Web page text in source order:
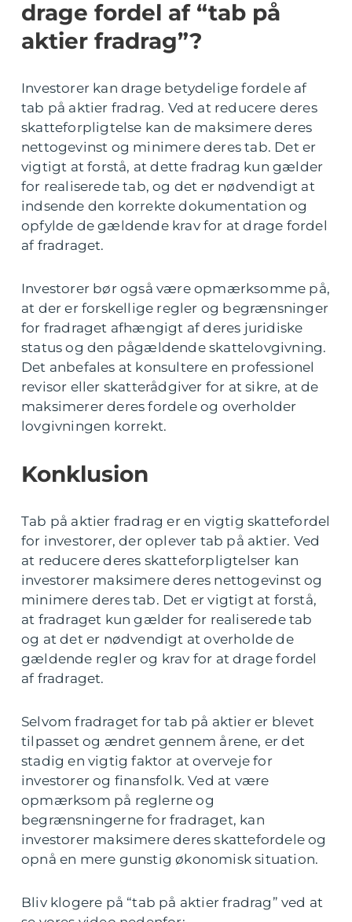
drage fordel af “tab på
aktier fradrag”?
Investorer kan drage betydelige fordele af
tab på aktier fradrag. Ved at reducere deres
skatteforpligtelse kan de maksimere deres
nettogevinst og minimere deres tab. Det er
vigtigt at forstå, at dette fradrag kun gælder
for realiserede tab, og det er nødvendigt at
indsende den korrekte dokumentation og
opfylde de gældende krav for at drage fordel
af fradraget.
Investorer bør også være opmærksomme på,
at der er forskellige regler og begrænsninger
for fradraget afhængigt af deres juridiske
status og den pågældende skattelovgivning.
Det anbefales at konsultere en professionel
revisor eller skatterådgiver for at sikre, at de
maksimerer deres fordele og overholder
lovgivningen korrekt.
Konklusion
Tab på aktier fradrag er en vigtig skattefordel
for investorer, der oplever tab på aktier. Ved
at reducere deres skatteforpligtelser kan
investorer maksimere deres nettogevinst og
minimere deres tab. Det er vigtigt at forstå,
at fradraget kun gælder for realiserede tab
og at det er nødvendigt at overholde de
gældende regler og krav for at drage fordel
af fradraget.
Selvom fradraget for tab på aktier er blevet
tilpasset og ændret gennem årene, er det
stadig en vigtig faktor at overveje for
investorer og finansfolk. Ved at være
opmærksom på reglerne og
begrænsningerne for fradraget, kan
investorer maksimere deres skattefordele og
opnå en mere gunstig økonomisk situation.
Bliv klogere på “tab på aktier fradrag” ved at